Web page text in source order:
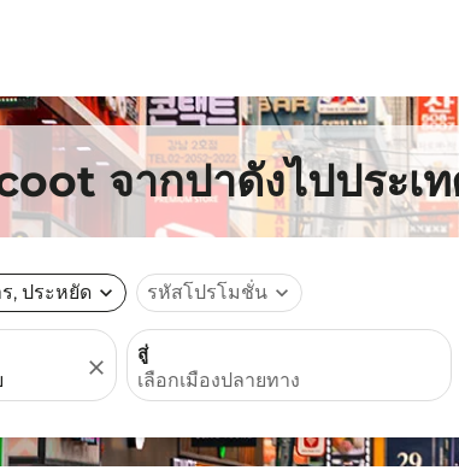
จากปาดังไปประเ
, ประหยัด expand_more รหัสโปรโมชั่น expand_more
close
สู่